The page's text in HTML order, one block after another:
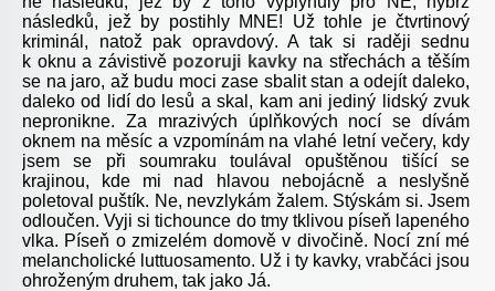
následků, jež by postihly MNE! Už tohle je čtvrtinový
kriminál, natož pak opravdový. A tak si raději sednu
k oknu a závistivě pozoruji kavkyna střechách a těším
se na jaro, až budu moci zase sbalit stan a odejít daleko,
daleko od lidí do lesů a skal, kam ani jediný lidský zvuk
nepronikne. Za mrazivých úplňkových nocí se dívám
oknem na měsíc a vzpomínám na vlahé letní večery, kdy
jsem se při soumraku toulával opuštěnou tišící se
krajinou, kde mi nad hlavou nebojácně a neslyšně
poletoval puštík. Ne, nevzlykám žalem. Stýskám si. Jsem
odloučen. Vyji si tichounce do tmy tklivou píseň lapeného
vlka. Píseň o zmizelém domově v divočině. Nocí zní mé
melancholické luttuosamento. Už i ty kavky, vrabčáci jsou
ohroženým druhem, tak jako Já.